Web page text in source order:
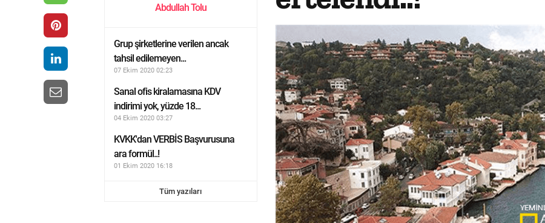
Abdullah Tolu
Grup şirketlerine verilen ancak
tahsil edilemeyen...
07 Ekim 2020 02:23
Sanal ofis kiralamasına KDV
indirimi yok, yüzde 18...
04 Ekim 2020 03:27
KVKK'dan VERBİS Başvurusuna
ara formül..!
01 Ekim 2020 16:18
Tüm yazıları